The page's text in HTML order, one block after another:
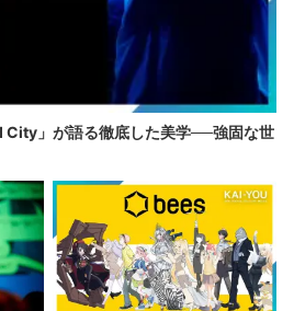
」が語る徹底した美学──強固な世